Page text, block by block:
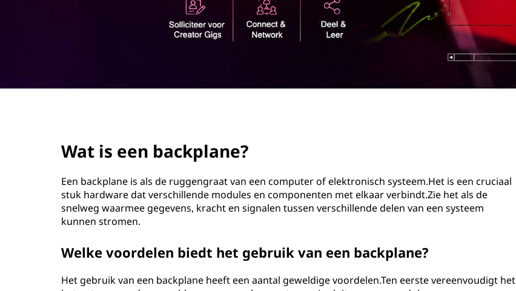
Wat is een backplane?
Een backplane is als de ruggengraat van een computer of elektronisch systeem.Het is een cruciaal
stuk hardware dat verschillende modules en componenten met elkaar verbindt.Zie het als de
snelweg waarmee gegevens, kracht en signalen tussen verschillende delen van een systeem
kunnen stromen.
Welke voordelen biedt het gebruik van een backplane?
Het gebruik van een backplane heeft een aantal geweldige voordelen.Ten eerste vereenvoudigt het